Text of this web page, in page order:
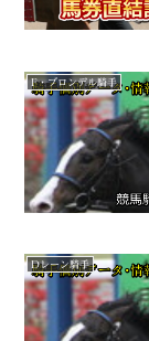
F・ブロンデル騎手
Dレーン騎手